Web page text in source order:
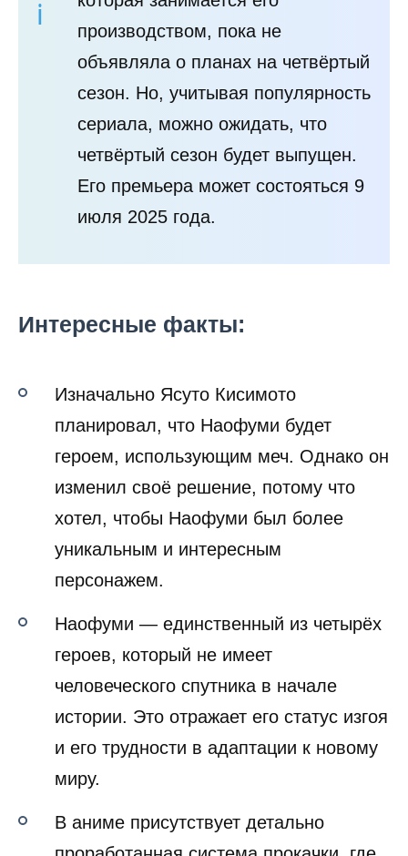
производством, пока не
объявляла о планах на четвёртый
сезон. Но, учитывая популярность
сериала, можно ожидать, что
четвёртый сезон будет выпущен.
Его премьера может состояться 9
июля 2025 года.
Интересные факты:
Изначально Ясуто Кисимото
планировал, что Наофуми будет
героем, использующим меч. Однако он
изменил своё решение, потому что
хотел, чтобы Наофуми был более
уникальным и интересным
персонажем.
Наофуми — единственный из четырёх
героев, который не имеет
человеческого спутника в начале
истории. Это отражает его статус изгоя
и его трудности в адаптации к новому
миру.
В аниме присутствует детально